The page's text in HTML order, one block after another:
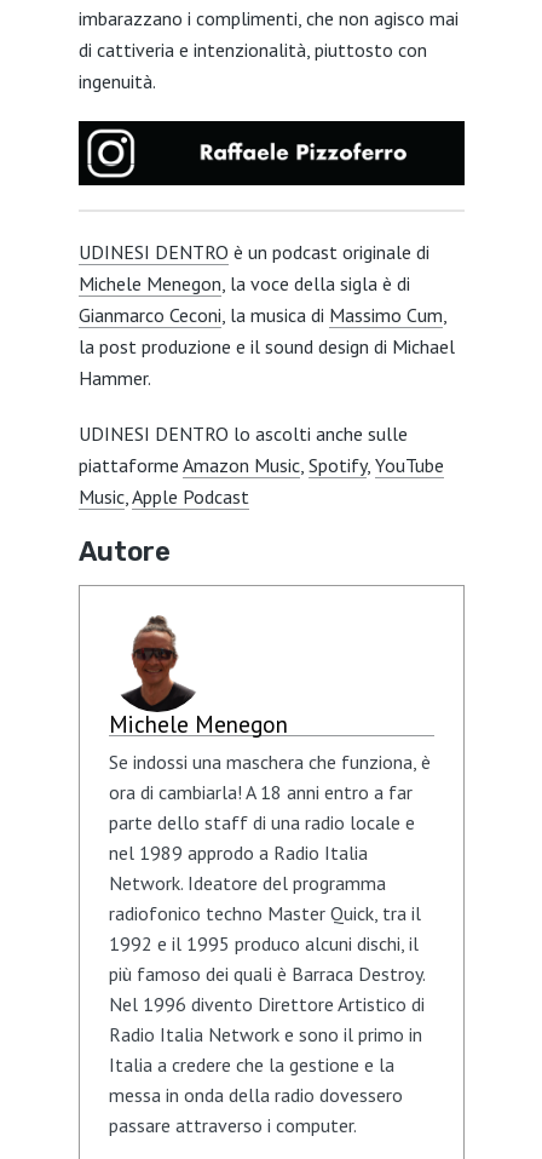
imbarazzano i complimenti, che non agisco mai
di cattiveria e intenzionalità, piuttosto con
ingenuità.
UDINESI DENTRO è un podcast originale di
Michele Menegon, la voce della sigla è di
Gianmarco Ceconi, la musica di Massimo Cum,
la post produzione e il sound design di Michael
Hammer.
UDINESI DENTRO lo ascolti anche sulle
piattaforme Amazon Music, Spotify, YouTube
Music,Apple Podcast
Autore
Michele Menegon
Se indossi una maschera che funziona, è
ora di cambiarla! A 18 anni entro a far
parte dello staff di una radio locale e
nel 1989 approdo a Radio Italia
Network. Ideatore del programma
radiofonico techno Master Quick, tra il
1992 e il 1995 produco alcuni dischi, il
più famoso dei quali è Barraca Destroy.
Nel 1996 divento Direttore Artistico di
Radio Italia Network e sono il primo in
Italia a credere che la gestione e la
messa in onda della radio dovessero
passare attraverso i computer.